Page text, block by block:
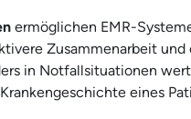
ermöglichen EMR-
Zusammenarbeit und
in Notfallsituationen
eines